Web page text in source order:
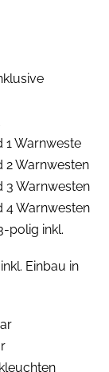
1 Warnweste
2 Warnwesten
3 Warnwesten
4 Warnwesten
polig inkl.
Einbau in